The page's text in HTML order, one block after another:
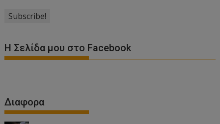
Η Σελίδα μου στο Facebook
Διαφορα